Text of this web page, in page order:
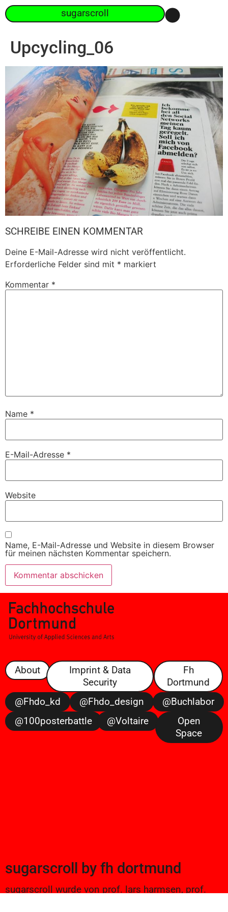
sugarscroll
Upcycling_06
SCHREIBE EINEN KOMMENTAR
Deine E-Mail-Adresse wird nicht veröffentlicht.
Erforderliche Felder sind mit * markiert
Kommentar *
Name *
E-Mail-Adresse *
Website
Name, E-Mail-Adresse und Website in diesem Browser
für meinen nächsten Kommentar speichern.
About
Imprint & Data
Security
Fh
Dortmund
@fhdo_kd
@fhdo_design
@buchlabor
@100posterbattle
@voltaire
Open
Space
sugarscroll by fh dortmund
sugarscroll wurde von prof. lars harmsen, prof.